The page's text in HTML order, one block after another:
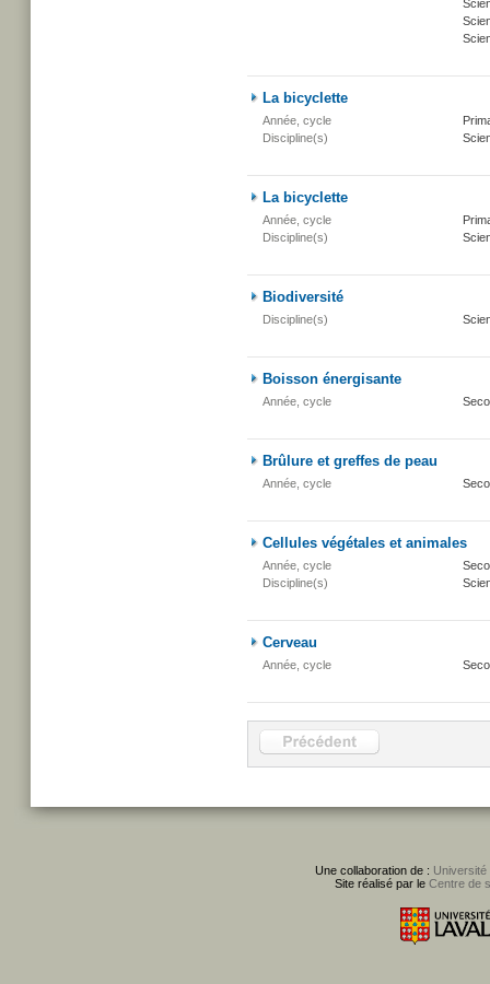
La bicyclette
Année, cycle
Discipline(s)
La bicyclette
Année, cycle
Discipline(s)
Biodiversité
Discipline(s)
Boisson énergisante
Année, cycle
Brûlure et greffes de peau
Année, cycle
Cellules végétales et animales
Année, cycle
Discipline(s)
Cerveau
Année, cycle
Une collaboration de : Université
Site réalisé par le Centre de